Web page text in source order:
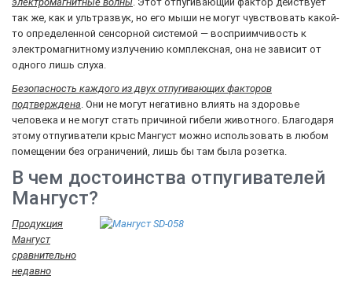
так же, как и ультразвук, но его мыши не могут чувствовать какой-
то определенной сенсорной системой — восприимчивость к
электромагнитному излучению комплексная, она не зависит от
одного лишь слуха.
Безопасность каждого из двух отпугивающих факторов
подтверждена. Они не могут негативно влиять на здоровье
человека и не могут стать причиной гибели животного. Благодаря
этому отпугиватели крыс Мангуст можно использовать в любом
помещении без ограничений, лишь бы там была розетка.
В чем достоинства отпугивателей
Мангуст?
Продукция
Мангуст
сравнительно
недавно